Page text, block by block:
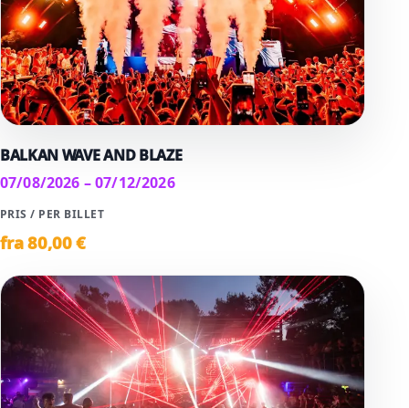
BALKAN WAVE AND BLAZE
07/08/2026 – 07/12/2026
PRIS / PER BILLET
fra80,00 €